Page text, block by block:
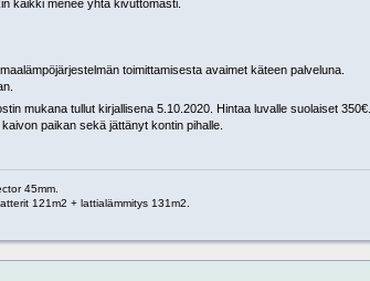
kaikki menee yhtä kivuttomasti.
toimittamisesta avaimet käteen palveluna.
mukana tullut kirjallisena 5.10.2020. Hintaa luvalle suolaiset 350€.
paikan sekä jättänyt kontin pihalle.
45mm.
121m2 + lattialämmitys 131m2.